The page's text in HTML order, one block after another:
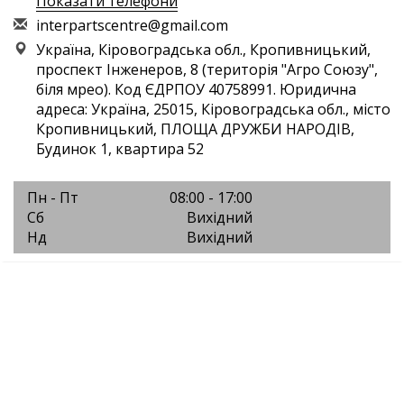
interpartscentre@gmail.com
Україна, Кіровоградська обл., Кропивницький,
проспект Інженеров, 8 (територія "Агро Союзу",
біля мрео). Код ЄДРПОУ 40758991. Юридична
адреса: Україна, 25015, Кіровоградська обл., місто
Кропивницький, ПЛОЩА ДРУЖБИ НАРОДІВ,
Будинок 1, квартира 52
Пн - Пт
08:00 - 17:00
Сб
Вихідний
Нд
Вихідний